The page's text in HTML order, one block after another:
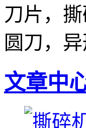
刀片，
圆刀，
文章中